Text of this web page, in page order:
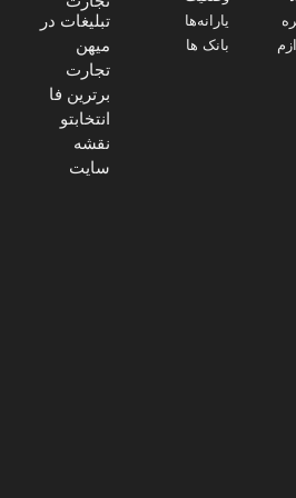
یارانه‌ها
بانک ها
تبلیغات در
میهن
تجارت
برترین فا
انتخابتو
نقشه
سایت